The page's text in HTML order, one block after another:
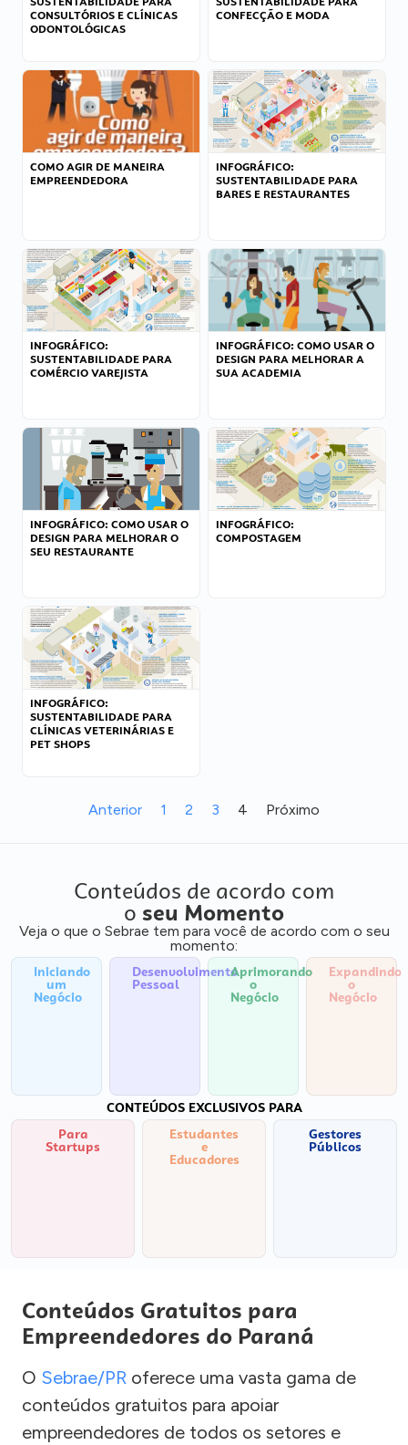
CONSULTÓRIOS E CLÍNICAS
ODONTOLÓGICAS
CONFECÇÃO E MODA
COMO AGIR DE MANEIRA
EMPREENDEDORA
INFOGRÁFICO:
SUSTENTABILIDADE PARA
BARES E RESTAURANTES
INFOGRÁFICO:
SUSTENTABILIDADE PARA
COMÉRCIO VAREJISTA
INFOGRÁFICO: COMO USAR O
DESIGN PARA MELHORAR A
SUA ACADEMIA
INFOGRÁFICO: COMO USAR O
DESIGN PARA MELHORAR O
SEU RESTAURANTE
INFOGRÁFICO:
COMPOSTAGEM
INFOGRÁFICO:
SUSTENTABILIDADE PARA
CLÍNICAS VETERINÁRIAS E
PET SHOPS
Anterior 1 2 3 4 Próximo
Conteúdos de acordo com
o seu Momento
Veja o que o Sebrae tem para você de acordo com o seu
momento:
Iniciando
um
Negócio
Desenvolvimento
Pessoal
Aprimorando
o
Negócio
Expandindo
o
Negócio
CONTEÚDOS EXCLUSIVOS PARA
Para
Startups
Estudantes
e
Educadores
Gestores
Públicos
Conteúdos Gratuitos para
Empreendedores do Paraná
O Sebrae/PR oferece uma vasta gama de
conteúdos gratuitos para apoiar
empreendedores de todos os setores e